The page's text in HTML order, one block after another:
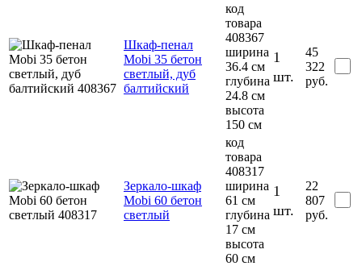
Шкаф-пенал
Mobi 35 бетон
светлый, дуб
балтийский
код
товара
408367
ширина
36.4 см
глубина
24.8 см
высота
150 см
1
шт.
45
322
руб.
Зеркало-шкаф
Mobi 60 бетон
светлый
код
товара
408317
ширина
61 см
глубина
17 см
высота
60 см
1
шт.
22
807
руб.